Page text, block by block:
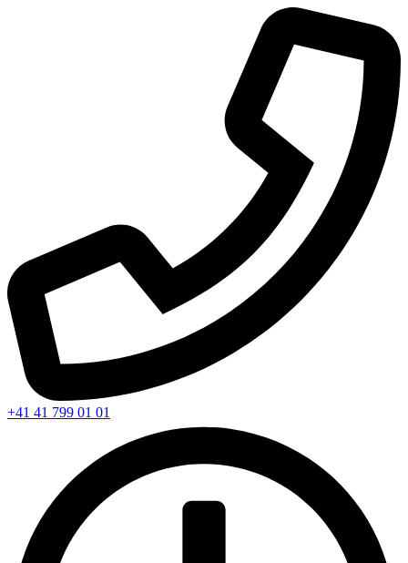
+41 41 799 01 01